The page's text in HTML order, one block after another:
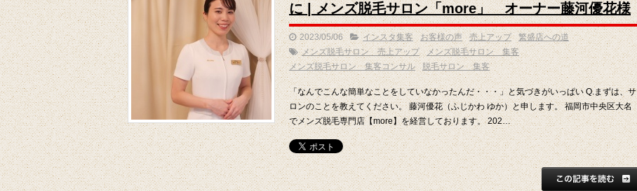
に | メンズ脱毛サロン「more」 オーナー藤河優花様
2023/05/06 インスタ集客 お客様の声 売上アップ
繁盛店への道
メンズ脱毛サロン 売上アップ
メンズ脱毛サロン 集客
メンズ脱毛サロン 集客コンサル
脱毛サロン 集客
「なんでこんな簡単なことをしていなかったんだ・・・」と気づきがいっぱい Q.まずは、サ
ロンのことを教えてください。 藤河優花（ふじかわ ゆか）と申します。 福岡市中央区大名
でメンズ脱毛専門店【more】を経営しております。 202…
この記事を読む